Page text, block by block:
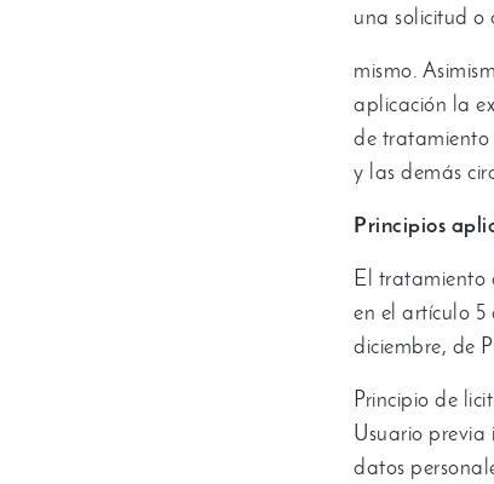
una solicitud o
mismo.
aplicación la
de tratamiento
y las demás
Principios
El tratamiento
en el artículo 5
diciembre, de
Principio de
Usuario previa
datos